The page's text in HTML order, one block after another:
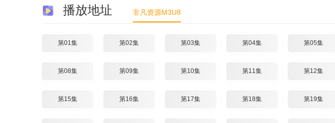
播放地址 非凡资源M3U8
第01集 第02集 第03集 第04集 第05集
第08集 第09集 第10集 第11集 第12集
第15集 第16集 第17集 第18集 第19集